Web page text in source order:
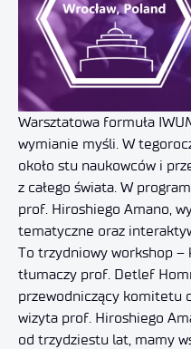
Warsztatowa formuła
wymianie myśli. W
około stu naukowców i
z całego świata. W
prof. Hiroshiego Amano,
tematyczne oraz
To trzydniowy workshop
tłumaczy prof. Detlef
przewodniczący komitetu
wizyta prof. Hiroshiego
od trzydziestu lat, mamy